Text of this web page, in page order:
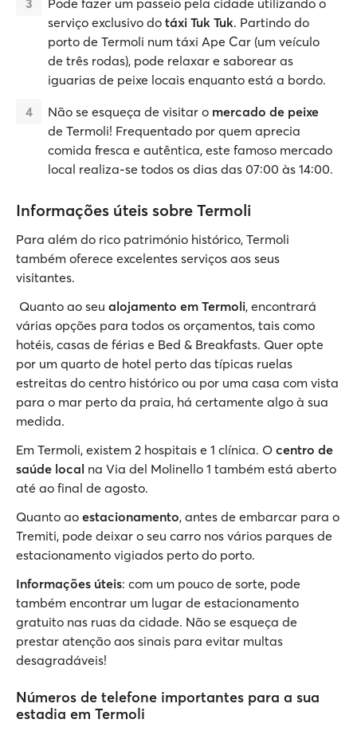
Pode fazer um passeio pela cidade utilizando o
serviço exclusivo do táxi Tuk Tuk. Partindo do
porto de Termoli num táxi Ape Car (um veículo
de três rodas), pode relaxar e saborear as
iguarias de peixe locais enquanto está a bordo.
Não se esqueça de visitar o mercado de peixe
de Termoli! Frequentado por quem aprecia
comida fresca e autêntica, este famoso mercado
local realiza-se todos os dias das 07:00 às 14:00.
Informações úteis sobre Termoli
Para além do rico património histórico, Termoli
também oferece excelentes serviços aos seus
visitantes.
Quanto ao seu alojamento em Termoli, encontrará
várias opções para todos os orçamentos, tais como
hotéis, casas de férias e Bed & Breakfasts. Quer opte
por um quarto de hotel perto das típicas ruelas
estreitas do centro histórico ou por uma casa com vista
para o mar perto da praia, há certamente algo à sua
medida.
Em Termoli, existem 2 hospitais e 1 clínica. O centro de
saúde local na Via del Molinello 1 também está aberto
até ao final de agosto.
Quanto ao estacionamento, antes de embarcar para o
Tremiti, pode deixar o seu carro nos vários parques de
estacionamento vigiados perto do porto.
Informações úteis: com um pouco de sorte, pode
também encontrar um lugar de estacionamento
gratuito nas ruas da cidade. Não se esqueça de
prestar atenção aos sinais para evitar multas
desagradáveis!
Números de telefone importantes para a sua
estadia em Termoli